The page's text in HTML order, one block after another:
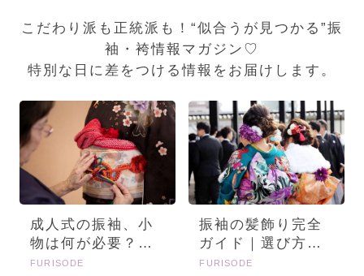
こだわり派も正統派も！“似合うが見つかる”振
袖・袴情報マガジン♡
特別な日に差をつける情報をお届けします。
成人式の振袖、小
物は何が必要？画
像とセットで詳し
FURISODE
振袖の髪飾り完全
ガイド｜選び方・
種類・トレンドを
FURISODE